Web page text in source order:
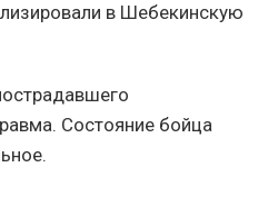
в Шебекинскую
Состояние бойца